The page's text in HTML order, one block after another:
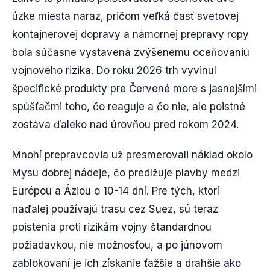
úzke miesta naraz, pričom veľká časť svetovej
kontajnerovej dopravy a námornej prepravy ropy
bola súčasne vystavená zvýšenému oceňovaniu
vojnového rizika. Do roku 2026 trh vyvinul
špecifické produkty pre Červené more s jasnejšími
spúšťačmi toho, čo reaguje a čo nie, ale poistné
zostáva ďaleko nad úrovňou pred rokom 2024.
Mnohí prepravcovia už presmerovali náklad okolo
Mysu dobrej nádeje, čo predlžuje plavby medzi
Európou a Áziou o 10-14 dní. Pre tých, ktorí
naďalej používajú trasu cez Suez, sú teraz
poistenia proti rizikám vojny štandardnou
požiadavkou, nie možnosťou, a po júnovom
zablokovaní je ich získanie ťažšie a drahšie ako